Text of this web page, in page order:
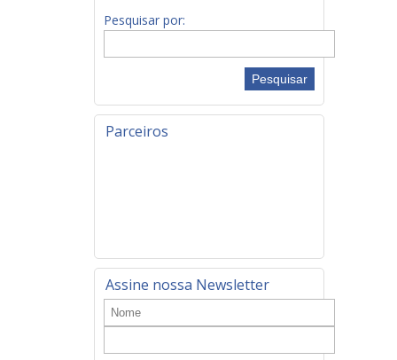
Pesquisar por:
Parceiros
Assine nossa Newsletter